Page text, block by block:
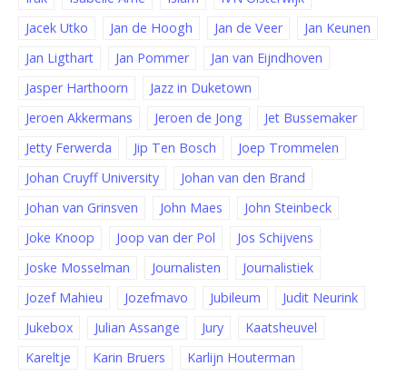
Jacek Utko
Jan de Hoogh Jan de Veer
Jan Keunen
Jan Ligthart
Jan Pommer
Jan van Eijndhoven
Jasper Harthoorn
Jazz in Duketown
Jeroen Akkermans
Jeroen de Jong
Jet Bussemaker
Jetty Ferwerda
Jip Ten Bosch
Joep Trommelen
Johan Cruyff University
Johan van den Brand
Johan van Grinsven
John Maes
John Steinbeck
Joke Knoop
Joop van der Pol
Jos Schijvens
Joske Mosselman
Journalisten
Journalistiek
Jozef Mahieu
Jozefmavo Jubileum
Judit Neurink
Jukebox
Julian Assange Jury
Kaatsheuvel
Kareltje
Karin Bruers
Karlijn Houterman